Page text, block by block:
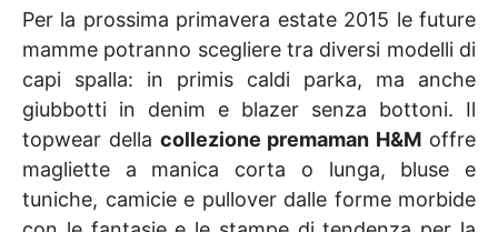
Per la prossima primavera estate 2015 le future
mamme potranno scegliere tra diversi modelli di
capi spalla: in primis caldi parka, ma anche
giubbotti in denim e blazer senza bottoni. Il
topwear della collezione premaman H&M offre
magliette a manica corta o lunga, bluse e
tuniche, camicie e pullover dalle forme morbide